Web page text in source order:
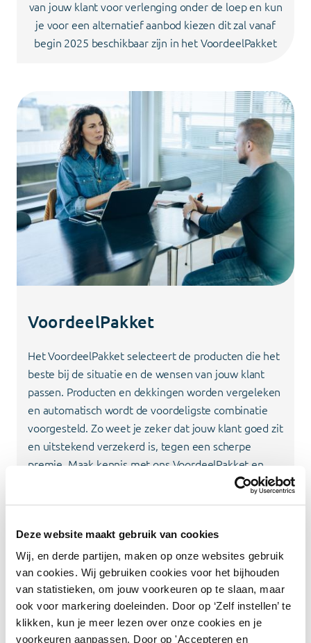
Deze website maakt gebruik van cookies
Wij, en derde partijen, maken op onze websites gebruik
van cookies. Wij gebruiken cookies voor het bijhouden
van statistieken, om jouw voorkeuren op te slaan, maar
ook voor markering doeleinden. Door op ‘Zelf instellen’ te
klikken, kun je meer lezen over onze cookies en je
voorkeuren aanpassen. Door op 'Accepteren en
van jouw klant voor verlenging onder de loep en kun
je voor een alternatief aanbod kiezen dit zal vanaf
begin 2025 beschikbaar zijn in het VoordeelPakket
VoordeelPakket
Het VoordeelPakket selecteert de producten die het
beste bij de situatie en de wensen van jouw klant
passen. Producten en dekkingen worden vergeleken
en automatisch wordt de voordeligste combinatie
voorgesteld. Zo weet je zeker dat jouw klant goed zit
en uitstekend verzekerd is, tegen een scherpe
premie. Maak kennis met ons VoordeelPakket en